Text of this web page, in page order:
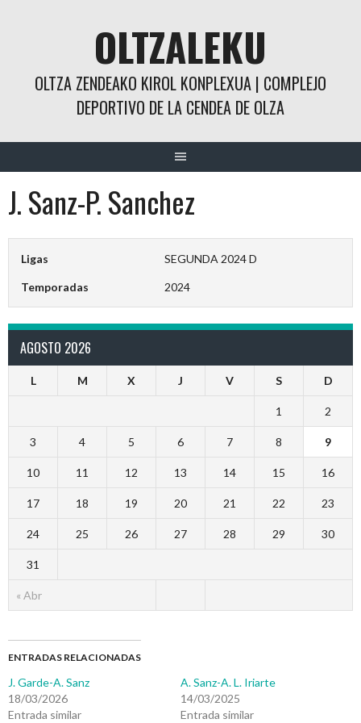
OLTZALEKU
OLTZA ZENDEAKO KIROL KONPLEXUA | COMPLEJO
DEPORTIVO DE LA CENDEA DE OLZA
J. Sanz-P. Sanchez
Ligas SEGUNDA 2024 D
Temporadas 2024
AGOSTO 2026
L M X J V S D
« Abr
1 2
3 4 5 6 7 8 9
10 11 12 13 14 15 16
17 18 19 20 21 22 23
24 25 26 27 28 29 30
31
ENTRADAS RELACIONADAS
J. Garde-A. Sanz
18/03/2026
Entrada similar
A. Sanz-A. L. Iriarte
14/03/2025
Entrada similar